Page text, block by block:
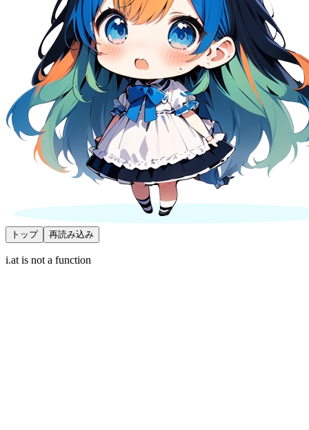
トップ 再読み込み
i.at is not a function